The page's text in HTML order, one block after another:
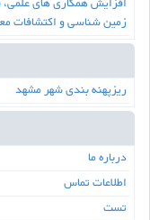
زمین شناسی و اکتشافات
ریزپهنه بندی شهر مشهد
درباره ما
اطلاعات تماس
تست